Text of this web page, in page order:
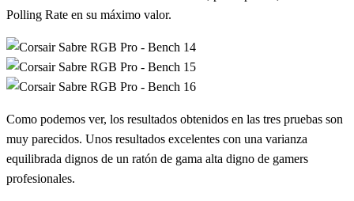
Polling Rate en su máximo valor.
Como podemos ver, los resultados obtenidos en las tres pruebas son
muy parecidos. Unos resultados excelentes con una varianza
equilibrada dignos de un ratón de gama alta digno de gamers
profesionales.